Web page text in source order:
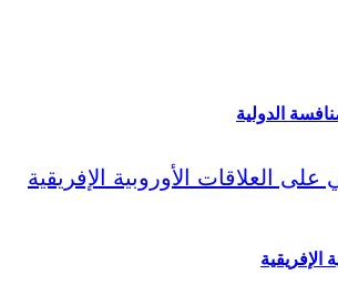
الدولية
الإفريقية